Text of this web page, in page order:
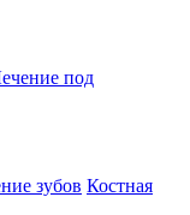
под
зубов Костная